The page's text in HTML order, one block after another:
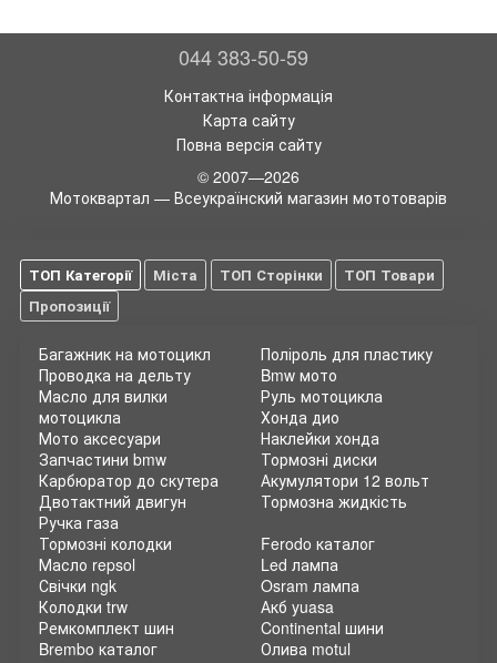
044 383-50-59
Контактна інформація
Карта сайту
Повна версія сайту
© 2007—2026
Мотоквартал — Всеукраїнский магазин мототоварів
ТОП Категорії Міста ТОП Сторінки
ТОП Товари
Пропозиції
Багажник на мотоцикл
Проводка на дельту
Масло для вилки
мотоцикла
Мото аксесуари
Запчастини bmw
Карбюратор до скутера
Двотактний двигун
Ручка газа
Поліроль для пластику
Bmw мото
Руль мотоцикла
Хонда дио
Наклейки хонда
Тормозні диски
Акумулятори 12 вольт
Тормозна жидкість
Тормозні колодки
Масло repsol
Свічки ngk
Колодки trw
Ремкомплект шин
Brembo каталог
Ferodo каталог
Led лампа
Osram лампа
Акб yuasa
Continental шини
Олива motul